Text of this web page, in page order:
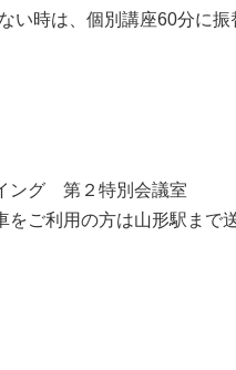
い時は、個別講座60分に振
ング 第２特別会議室
をご利用の方は山形駅まで